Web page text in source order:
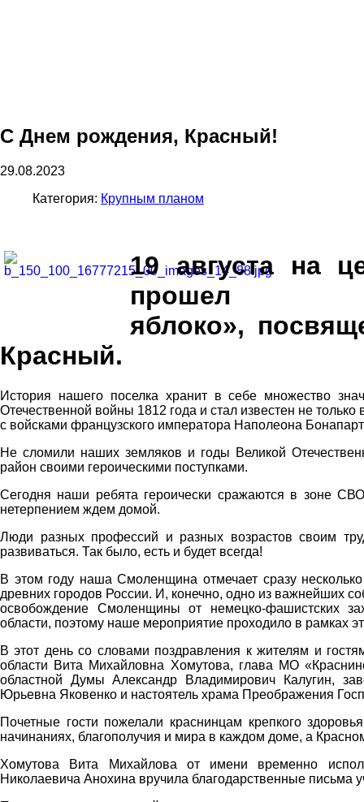
С Днем рождения, Красный!
29.08.2023
Категория: Крупным планом
19 августа на
прошел
яблоко»,
Красный.
История нашего поселка хранит в себе множество
Отечественной войны 1812 года и стал известен не
с войсками французского императора Наполеона
Не сломили наших земляков и годы Великой
район своими героическими поступками.
Сегодня наши ребята героически сражаются в зоне
нетерпением ждем домой.
Люди разных профессий и разных возрастов своим
развиваться. Так было, есть и будет всегда!
В этом году наша Смоленщина отмечает сразу
древних городов России. И, конечно, одно из важнейших
освобождение Смоленщины от немецко-фашистских
области, поэтому наше мероприятие проходило в рамках
В этот день со словами поздравления к жителям и
области Вита Михайловна Хомутова, глава МО
областной Думы Александр Владимирович Калугин,
Юрьевна Яковенко и настоятель храма Преображения
Почетные гости пожелали краснинцам крепкого
начинаниях, благополучия и мира в каждом доме, а
Хомутова Вита Михайлова от имени временно
Николаевича Анохина вручила благодарственные